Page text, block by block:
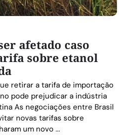
afetado caso
sobre etanol
retirar a tarifa de importação
pode prejudicar a indústria
As negociações entre Brasil
novas tarifas sobre
um novo ...